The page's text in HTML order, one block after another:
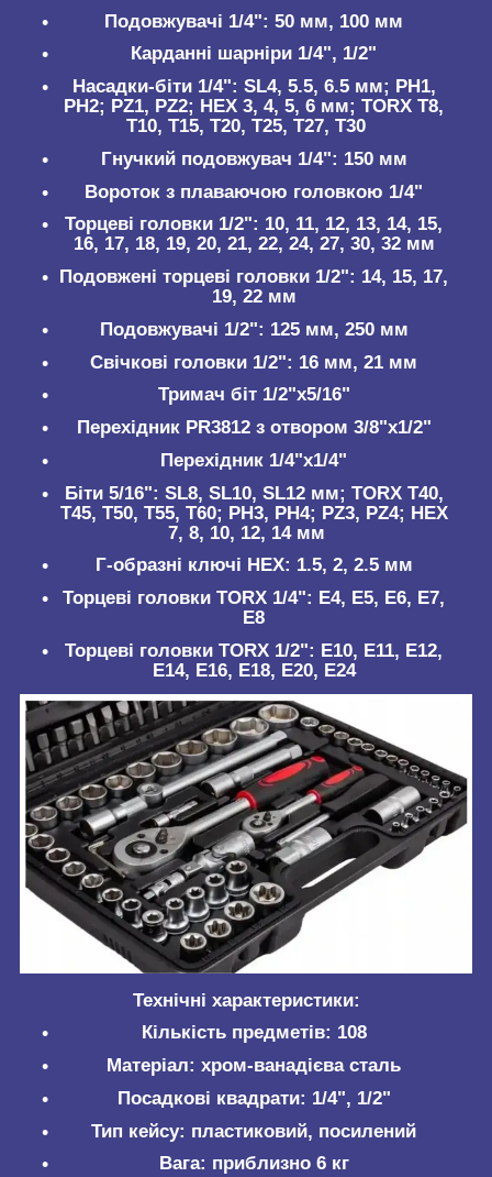
Подовжувачі 1/4": 50 мм, 100 мм
Карданні шарніри 1/4", 1/2"
Насадки-біти 1/4": SL4, 5.5, 6.5 мм; PH1,
PH2; PZ1, PZ2; HEX 3, 4, 5, 6 мм; TORX T8,
T10, T15, T20, T25, T27, T30
Гнучкий подовжувач 1/4": 150 мм
Вороток з плаваючою головкою 1/4"
Торцеві головки 1/2": 10, 11, 12, 13, 14, 15,
16, 17, 18, 19, 20, 21, 22, 24, 27, 30, 32 мм
Подовжені торцеві головки 1/2": 14, 15, 17,
19, 22 мм
Подовжувачі 1/2": 125 мм, 250 мм
Свічкові головки 1/2": 16 мм, 21 мм
Тримач біт 1/2"x5/16"
Перехідник PR3812 з отвором 3/8"x1/2"
Перехідник 1/4"x1/4"
Біти 5/16": SL8, SL10, SL12 мм; TORX T40,
T45, T50, T55, T60; PH3, PH4; PZ3, PZ4; HEX
7, 8, 10, 12, 14 мм
Г-образні ключі HEX: 1.5, 2, 2.5 мм
Торцеві головки TORX 1/4": E4, E5, E6, E7,
E8
Торцеві головки TORX 1/2": E10, E11, E12,
E14, E16, E18, E20, E24
Технічні характеристики:
Кількість предметів: 108
Матеріал: хром-ванадієва сталь
Посадкові квадрати: 1/4", 1/2"
Тип кейсу: пластиковий, посилений
Вага: приблизно 6 кг